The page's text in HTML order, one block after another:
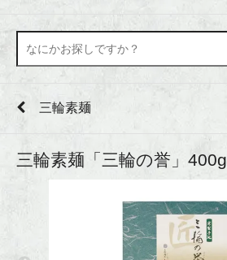
三輪素麺
三輪素麺「三輪の誉」400g